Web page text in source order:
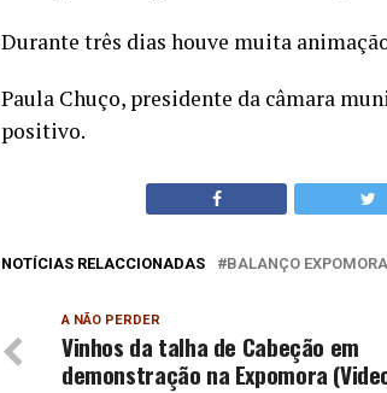
Durante três dias houve muita
Paula Chuço, presidente da câmara
positivo.
NOTÍCIAS RELACCIONADAS BALANÇO EXPOMORA
A NÃO PERDER
Vinhos da talha de Cabeção em
demonstração na Expomora